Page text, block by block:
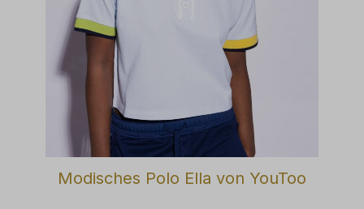
Modisches Polo Ella von YouToo